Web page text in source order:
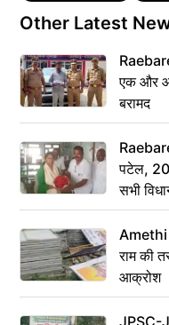
Other Latest
एक और
बरामद
पटेल,
सभी
Amethi
राम की
आक्रोश
JPSC-